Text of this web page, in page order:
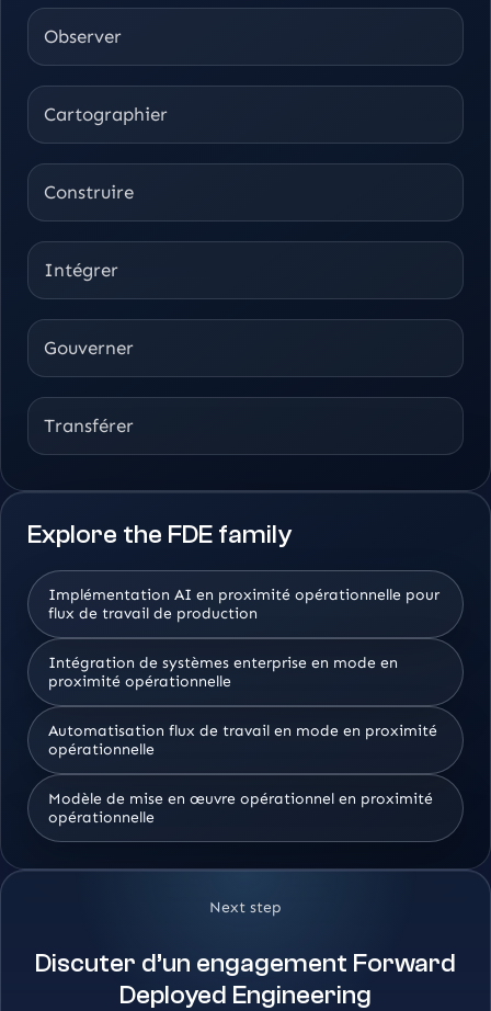
Observer
Cartographier
Construire
Intégrer
Gouverner
Transférer
Explore the FDE family
Implémentation AI en proximité opérationnelle pour
flux de travail de production
Intégration de systèmes enterprise en mode en
proximité opérationnelle
Automatisation flux de travail en mode en proximité
opérationnelle
Modèle de mise en œuvre opérationnel en proximité
opérationnelle
Next step
Discuter d’un engagement Forward
Deployed Engineering